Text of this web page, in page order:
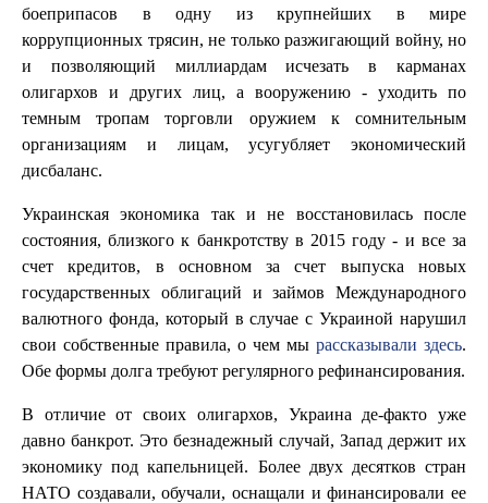
боеприпасов в одну из крупнейших в мире
коррупционных трясин, не только разжигающий войну, но
и позволяющий миллиардам исчезать в карманах
олигархов и других лиц, а вооружению - уходить по
темным тропам торговли оружием к сомнительным
организациям и лицам, усугубляет экономический
дисбаланс.
Украинская экономика так и не восстановилась после
состояния, близкого к банкротству в 2015 году - и все за
счет кредитов, в основном за счет выпуска новых
государственных облигаций и займов Международного
валютного фонда, который в случае с Украиной нарушил
свои собственные правила, о чем мы рассказывали здесь.
Обе формы долга требуют регулярного рефинансирования.
В отличие от своих олигархов, Украина де-факто уже
давно банкрот. Это безнадежный случай, Запад держит их
экономику под капельницей. Более двух десятков стран
НАТО создавали, обучали, оснащали и финансировали ее